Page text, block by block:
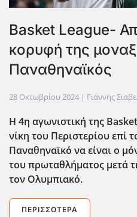
Basket League-
κορυφή της
Παναθηναϊκός
28 Οκτωβρίου 2024 | Γιάννης
Η 4η αγωνιστική της
νίκη του Περιστερίου επί
Παναθηναϊκό να είναι ο
του πρωταθλήματος μετά
τον Ολυμπιακό.
ΠΕΡΙΣΣΌΤΕΡΑ